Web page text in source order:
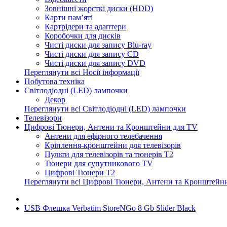
Зовнішні жорсткі диски (HDD)
Карти пам’яті
Картрідери та адаптери
Коробочки для дисків
Чисті диски для запису Blu-ray
Чисті диски для запису CD
Чисті диски для запису DVD
Переглянути всі Носії інформації
Побутова техніка
Світлодіодні (LED) лампочки
Декор
Переглянути всі Світлодіодні (LED) лампочки
Телевізори
Цифрові Тюнери, Антени та Кронштейни для TV
Антени для ефірного телебачення
Кріплення-кронштейни для телевізорів
Пульти для телевізорів та тюнерів T2
Тюнери для супутникового TV
Цифрові Тюнери T2
Переглянути всі Цифрові Тюнери, Антени та
USB Флешка Verbatim StoreNGo 8 Gb Slider Black